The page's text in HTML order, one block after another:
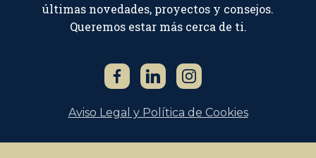
últimas novedades, proyectos y consejos.
Queremos estar más cerca de ti.
Aviso Legal y Política de Cookies